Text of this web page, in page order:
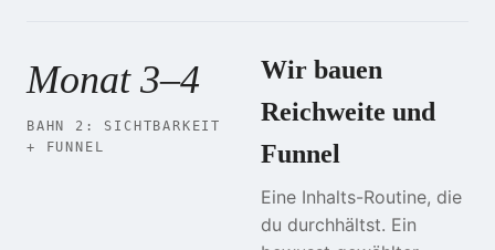
Monat 3–4
BAHN 2: SICHTBARKEIT
+ FUNNEL
Wir bauen
Reichweite und
Funnel
Eine Inhalts-Routine, die
du durchhältst. Ein